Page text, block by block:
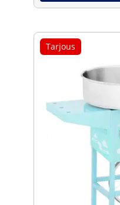
Tarjous